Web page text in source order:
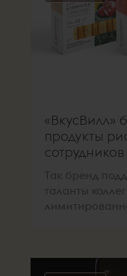
«ВкусВилл»
продукты
сотрудников
Так бренд
таланты